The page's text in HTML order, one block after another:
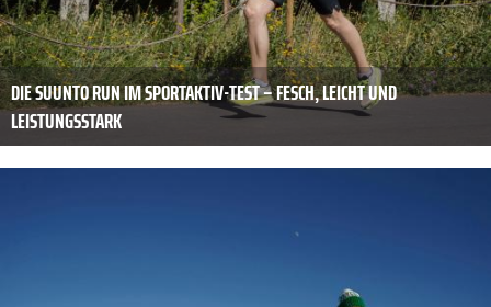
DIE SUUNTO RUN IM SPORTAKTIV-TEST – FESCH, LEICHT UND
LEISTUNGSSTARK